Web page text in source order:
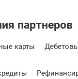
риал
партнеров
карты